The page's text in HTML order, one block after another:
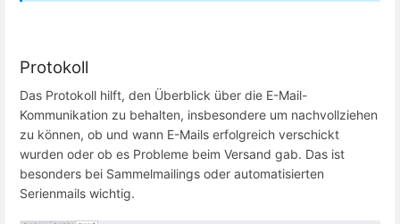
Protokoll
Das Protokoll hilft, den Überblick über die E-Mail-
Kommunikation zu behalten, insbesondere um nachvollziehen
zu können, ob und wann E-Mails erfolgreich verschickt
wurden oder ob es Probleme beim Versand gab. Das ist
besonders bei Sammelmailings oder automatisierten
Serienmails wichtig.